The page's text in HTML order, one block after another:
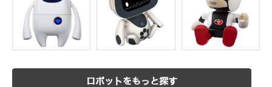
ロボットをもっと探す